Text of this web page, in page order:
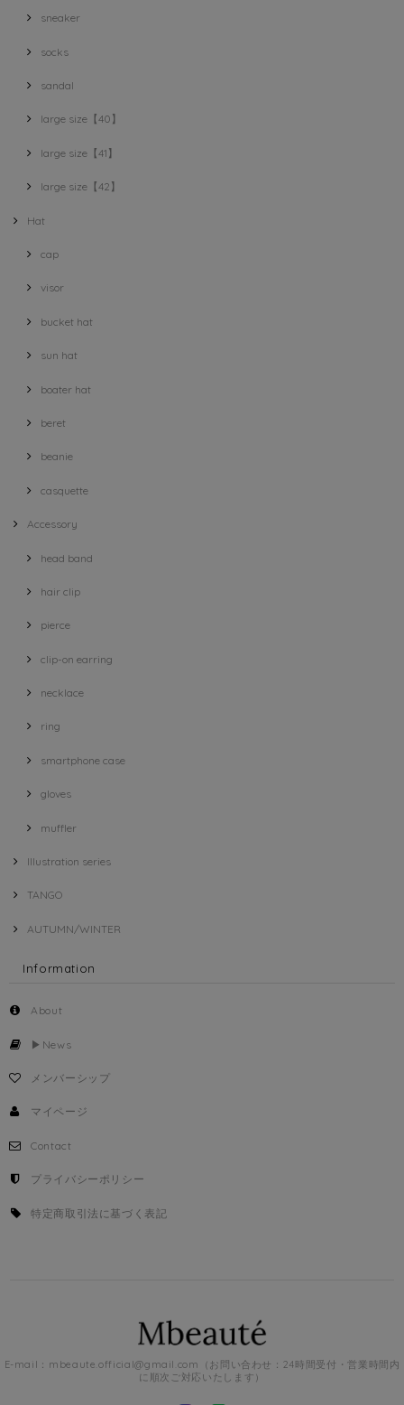
sneaker
socks
sandal
large size【40】
large size【41】
large size【42】
Hat
cap
visor
bucket hat
sun hat
boater hat
beret
beanie
casquette
Accessory
head band
hair clip
pierce
clip-on earring
necklace
ring
smartphone case
gloves
muffler
Illustration series
TANGO
AUTUMN/WINTER
Information
About
▶︎News
メンバーシップ
マイページ
Contact
プライバシーポリシー
特定商取引法に基づく表記
E-mail： mbeaute.official@gmail.com
（お問い合わせ：24時間受付・営業時間内
に順次ご対応いたします）